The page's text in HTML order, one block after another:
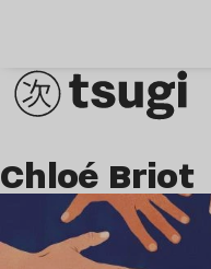
Chloé Briot